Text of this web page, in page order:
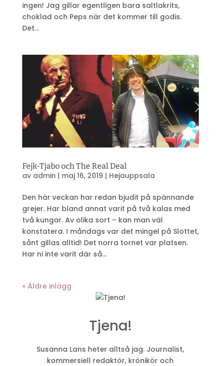
ingen! Jag gillar egentligen bara saltlakrits,
choklad och Peps när det kommer till godis.
Det...
Fejk-Tjabo och The Real Deal
av admin | maj 16, 2019 | Hejauppsala
Den här veckan har redan bjudit på spännande
grejer. Har bland annat varit på två kalas med
två kungar. Av olika sort – kan man väl
konstatera. I måndags var det mingel på Slottet,
sånt gillas alltid! Det norra tornet var platsen.
Har ni inte varit där så...
« Äldre inlägg
Tjena!
Susanna Lans heter alltså jag. Journalist,
kommersiell redaktör, krönikör och